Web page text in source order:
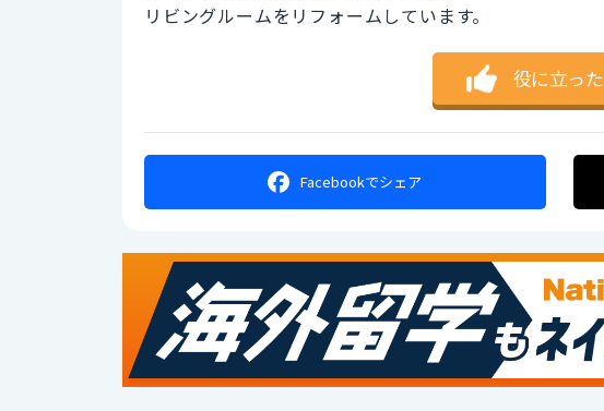
リビングルームをリフォームしています。
役に立った
Facebookでシェア